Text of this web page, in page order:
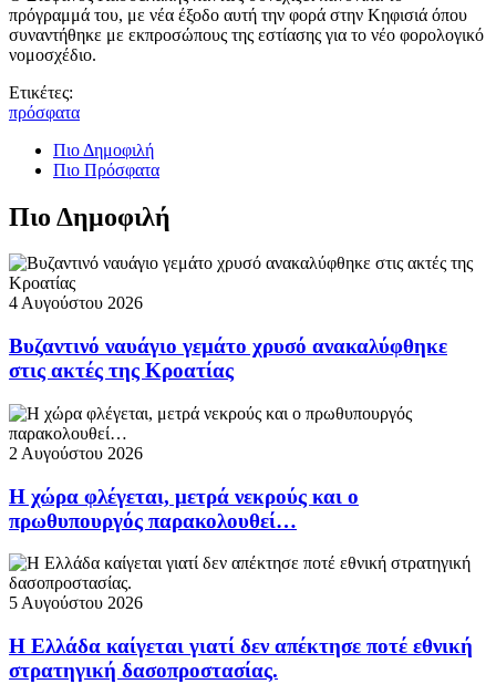
πρόγραμμά του, με νέα έξοδο αυτή την φορά στην Κηφισιά όπου
συναντήθηκε με εκπροσώπους της εστίασης για το νέο φορολογικό
νομοσχέδιο.
Ετικέτες:
πρόσφατα
Πιο Δημοφιλή
Πιο Πρόσφατα
Πιο Δημοφιλή
4 Αυγούστου 2026
Βυζαντινό ναυάγιο γεμάτο χρυσό ανακαλύφθηκε
στις ακτές της Κροατίας
2 Αυγούστου 2026
Η χώρα φλέγεται, μετρά νεκρούς και ο
πρωθυπουργός παρακολουθεί…
5 Αυγούστου 2026
Η Ελλάδα καίγεται γιατί δεν απέκτησε ποτέ εθνική
στρατηγική δασοπροστασίας.